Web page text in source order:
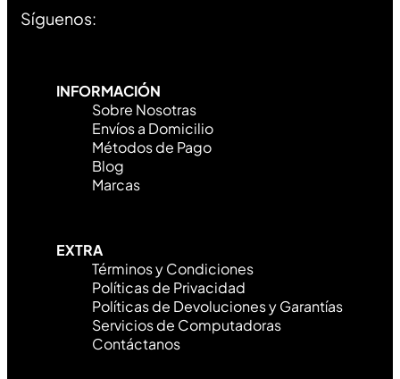
Síguenos:
INFORMACIÓN
Sobre Nosotras
Envíos a Domicilio
Métodos de Pago
Blog
Marcas
EXTRA
Términos y Condiciones
Políticas de Privacidad
Políticas de Devoluciones y Garantías
Servicios de Computadoras
Contáctanos